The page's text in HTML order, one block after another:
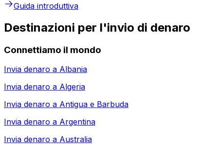
Guida introduttiva
Destinazioni per l'invio di denaro
Connettiamo il mondo
Invia denaro a Albania
Invia denaro a Algeria
Invia denaro a Antigua e Barbuda
Invia denaro a Argentina
Invia denaro a Australia